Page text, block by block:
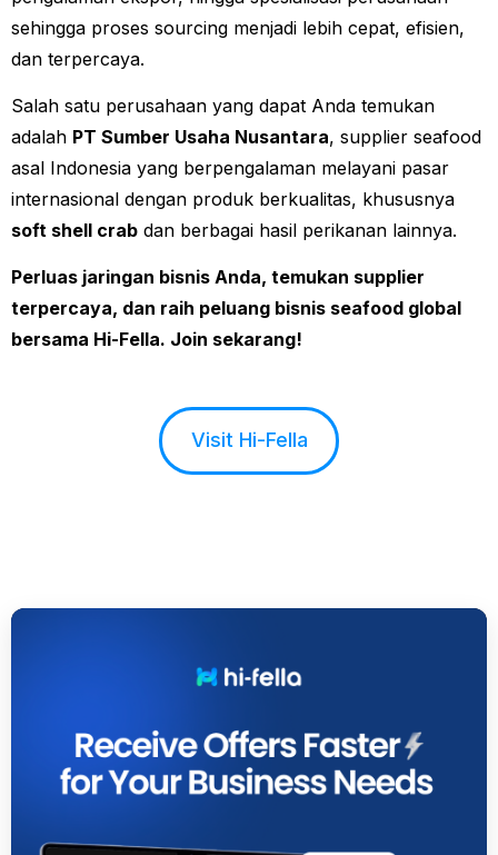
sehingga proses sourcing menjadi lebih cepat, efisien,
dan terpercaya.
Salah satu perusahaan yang dapat Anda temukan
adalah PT Sumber Usaha Nusantara, supplier seafood
asal Indonesia yang berpengalaman melayani pasar
internasional dengan produk berkualitas, khususnya
soft shell crab dan berbagai hasil perikanan lainnya.
Perluas jaringan bisnis Anda, temukan supplier
terpercaya, dan raih peluang bisnis seafood global
bersama Hi-Fella. Join sekarang!
Visit Hi-Fella